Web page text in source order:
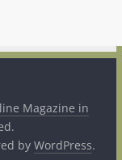
Magazine in
by WordPress.